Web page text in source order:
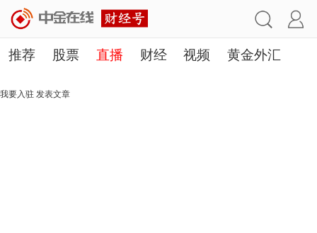
推荐 股票 直播 财经 视频 黄金外汇
理财 行业
我要入驻 发表文章